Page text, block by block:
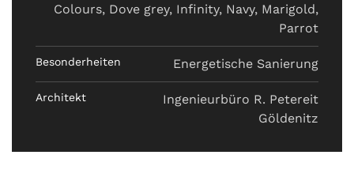
Colours, Dove grey, Infinity, Navy, Marigold,
Parrot
Besonderheiten Energetische Sanierung
Architekt
Ingenieurbüro R. Petereit
Göldenitz